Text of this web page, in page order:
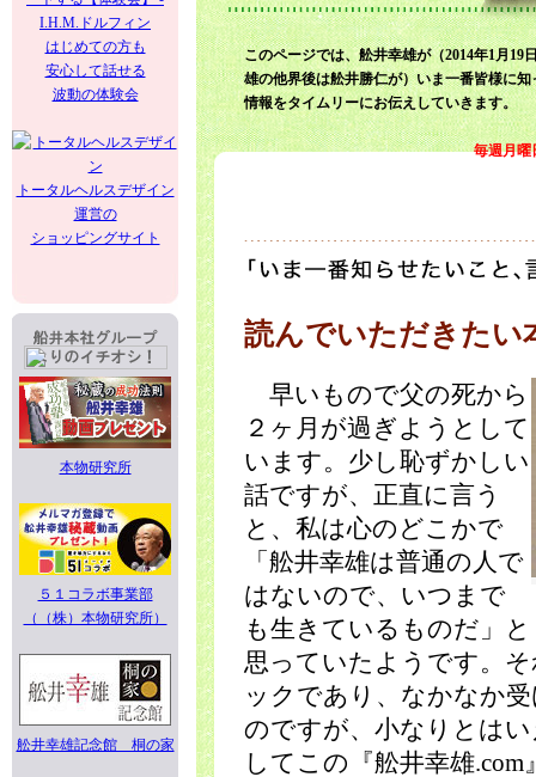
はじめての方も
安心して話せる
波動の体験会
トータルヘルスデザイン
運営の
ショッピングサイト
本物研究所
５１コラボ事業部
（（株）本物研究所）
舩井幸雄記念館 桐の家
このページでは、舩井幸雄が（2014年1月19
雄の他界後は舩井勝仁が）いま一番皆様に知
情報をタイムリーにお伝えしていきます。
毎週月曜
読んでいただきた
早いもので父の死から
２ヶ月が過ぎようとして
います。少し恥ずかしい
話ですが、正直に言う
と、私は心のどこかで
「舩井幸雄は普通の人で
はないので、いつまで
も生きているものだ」と
思っていたようです。
ックであり、なかなか
のですが、小なりとは
してこの『舩井幸雄